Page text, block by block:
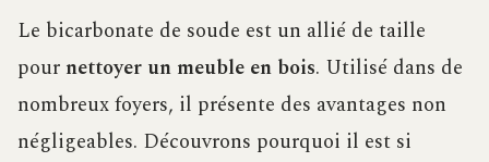
Le bicarbonate de soude est un allié de taille
pour nettoyer un meuble en bois. Utilisé dans de
nombreux foyers, il présente des avantages non
négligeables. Découvrons pourquoi il est si